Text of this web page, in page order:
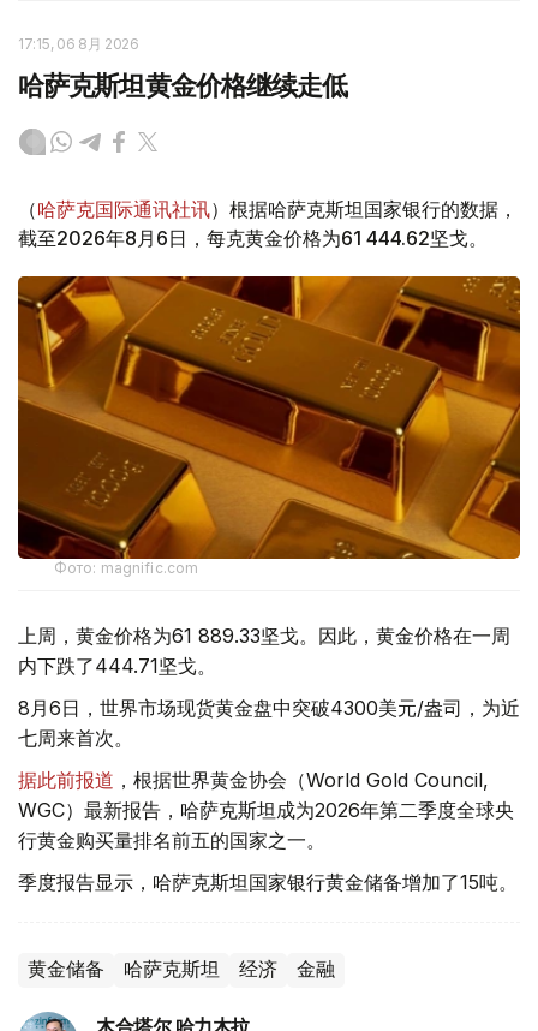
17:15, 06 8月 2026
哈萨克斯坦黄金价格继续走低
（哈萨克国际通讯社讯）根据哈萨克斯坦国家银行的数据，
截至2026年8月6日，每克黄金价格为61 444.62坚戈。
Фото: magnific.com
上周，黄金价格为61 889.33坚戈。因此，黄金价格在一周
内下跌了444.71坚戈。
8月6日，世界市场现货黄金盘中突破4300美元/盎司，为近
七周来首次。
据此前报道 ，根据世界黄金协会（World Gold Council,
WGC）最新报告，哈萨克斯坦成为2026年第二季度全球央
行黄金购买量排名前五的国家之一。
季度报告显示，哈萨克斯坦国家银行黄金储备增加了15吨。
黄金储备 哈萨克斯坦 经济 金融